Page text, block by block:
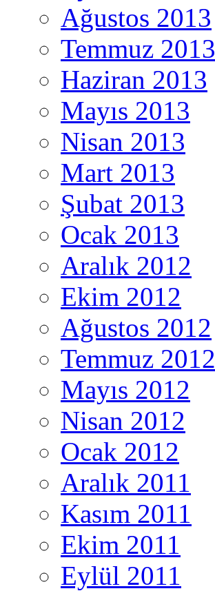
Ağustos 2013
Temmuz 2013
Haziran 2013
Mayıs 2013
Nisan 2013
Mart 2013
Şubat 2013
Ocak 2013
Aralık 2012
Ekim 2012
Ağustos 2012
Temmuz 2012
Mayıs 2012
Nisan 2012
Ocak 2012
Aralık 2011
Kasım 2011
Ekim 2011
Eylül 2011